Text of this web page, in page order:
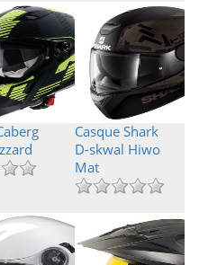
Casque Shark
D-skwal Hiwo
Mat